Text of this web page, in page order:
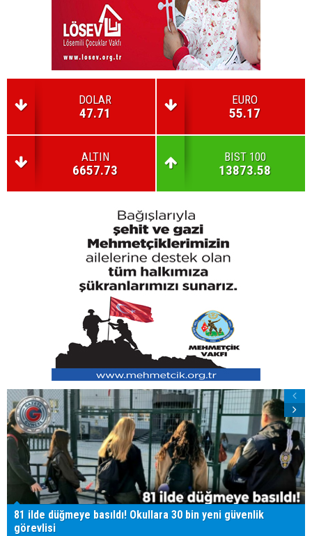
DOLAR
47.71
EURO
55.17
ALTIN
6657.73
BIST 100
13873.58
81 ilde düğmeye basıldı! Okullara 30 bin yeni güvenlik
görevlisi